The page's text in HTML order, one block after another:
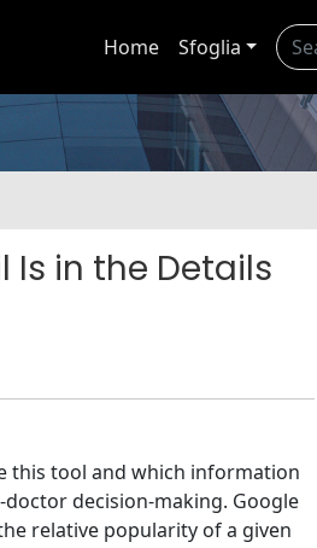
Home Sfoglia
Is in the Details
this tool and which information
decision-making. Google
relative popularity of a given